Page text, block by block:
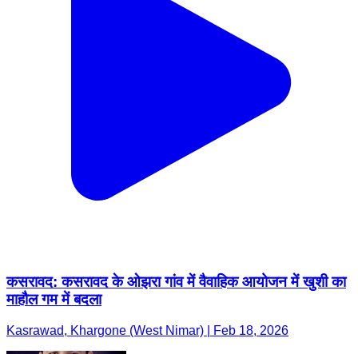
कसरावद: कसरावद के ओझरा गांव में वैवाहिक आयोजन में खुशी का
माहौल गम में बदला
Kasrawad, Khargone (West Nimar) | Feb 18, 2026